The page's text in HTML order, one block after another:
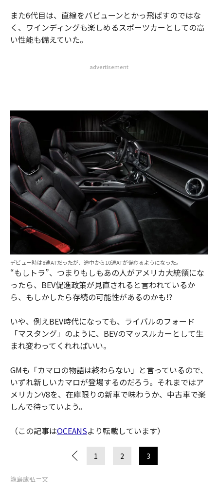
また6代目は、直線をバビューンとかっ飛ばすのではな
く、ワインディングも楽しめるスポーツカーとしての高
い性能も備えていた。
advertisement
デビュー時は8速ATだったが、途中から10速ATが備わるようになった。
“もしトラ”、つまりもしもあの人がアメリカ大統領にな
ったら、BEV促進政策が見直されると言われているか
ら、もしかしたら存続の可能性があるのかも!?
いや、例えBEV時代になっても、ライバルのフォード
「マスタング」のように、BEVのマッスルカーとして生
まれ変わってくれればいい。
GMも「カマロの物語は終わらない」と言っているので、
いずれ新しいカマロが登場するのだろう。それまではア
メリカンV8を、在庫限りの新車で味わうか、中古車で楽
しんで待っていよう。
（この記事はOCEANSより転載しています）
1 2 3
籠島康弘＝文